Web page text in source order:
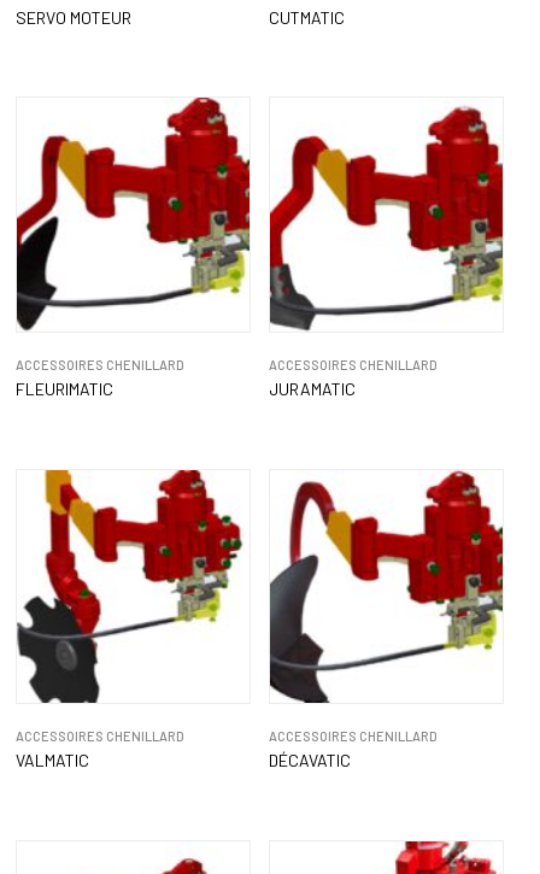
SERVO MOTEUR CUTMATIC
ACCESSOIRES CHENILLARD
FLEURIMATIC
ACCESSOIRES CHENILLARD
JURAMATIC
ACCESSOIRES CHENILLARD
VALMATIC
ACCESSOIRES CHENILLARD
DÉCAVATIC